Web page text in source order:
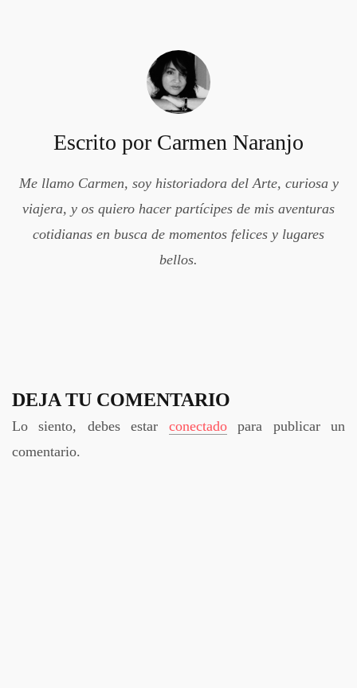
Escrito por Carmen Naranjo
Me llamo Carmen, soy historiadora del Arte, curiosa y
viajera, y os quiero hacer partícipes de mis aventuras
cotidianas en busca de momentos felices y lugares
bellos.
DEJA TU COMENTARIO
Lo siento, debes estar conectadopara publicar un
comentario.